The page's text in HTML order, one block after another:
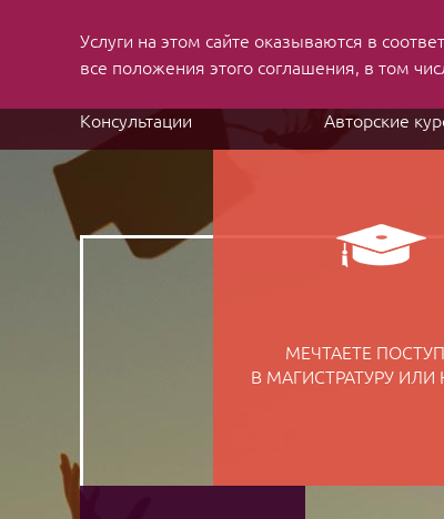
MBA applications
Консультации Авторские
МЕЧТАЕТЕ
В МАГИСТРАТУРУ ИЛИ
Услуги на этом сайте оказываются в
все положения этого соглашения, в том